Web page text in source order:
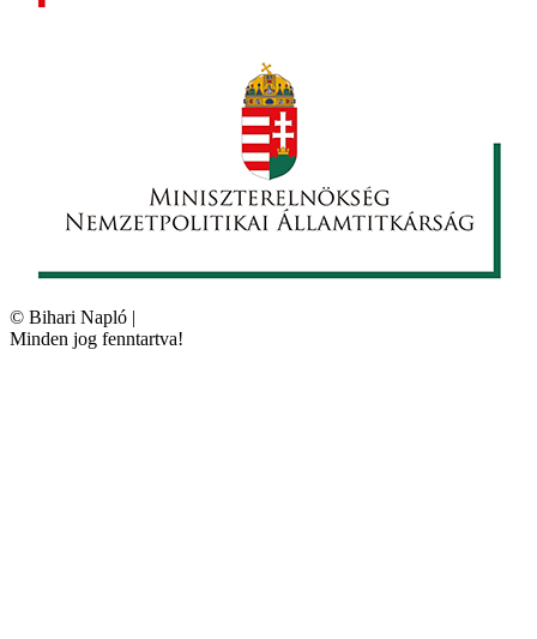
© Bihari Napló |
Minden jog fenntartva!